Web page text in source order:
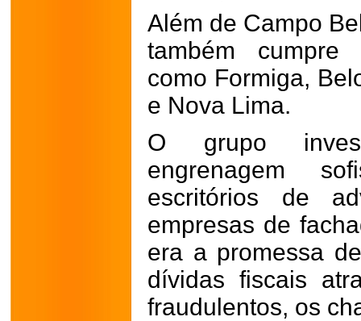
Além de Campo
também cumpre
como Formiga,
e Nova Lima.
O grupo
engrenagem
escritórios de
empresas de
era a promessa
dívidas fiscais
fraudulentos, os